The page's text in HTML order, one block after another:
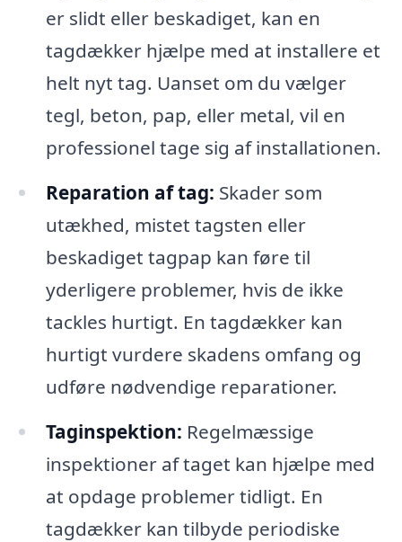
er slidt eller beskadiget, kan en
tagdækker hjælpe med at installere et
helt nyt tag. Uanset om du vælger
tegl, beton, pap, eller metal, vil en
professionel tage sig af installationen.
Reparation af tag: Skader som
utækhed, mistet tagsten eller
beskadiget tagpap kan føre til
yderligere problemer, hvis de ikke
tackles hurtigt. En tagdækker kan
hurtigt vurdere skadens omfang og
udføre nødvendige reparationer.
Taginspektion: Regelmæssige
inspektioner af taget kan hjælpe med
at opdage problemer tidligt. En
tagdækker kan tilbyde periodiske